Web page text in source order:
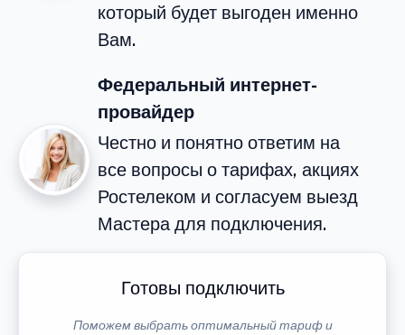
который будет выгоден именно
Вам.
Федеральный интернет-
провайдер
Честно и понятно ответим на
все вопросы о тарифах, акциях
Ростелеком и согласуем выезд
Мастера для подключения.
Готовы подключить
Поможем выбрать оптимальный тариф и